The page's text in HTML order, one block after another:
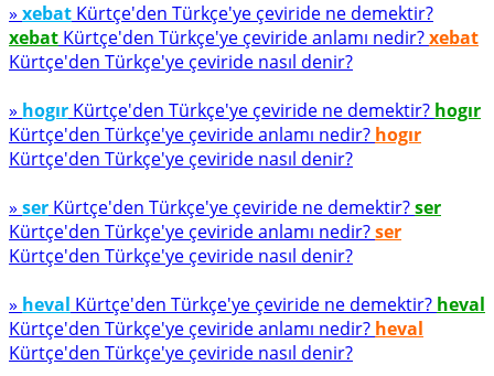
» xebat Kürtçe'den Türkçe'ye çeviride ne demektir?
xebat Kürtçe'den Türkçe'ye çeviride anlamı nedir?xebat
Kürtçe'den Türkçe'ye çeviride nasıl denir?
» hogır Kürtçe'den Türkçe'ye çeviride ne demektir? hogır
Kürtçe'den Türkçe'ye çeviride anlamı nedir? hogır
Kürtçe'den Türkçe'ye çeviride nasıl denir?
» ser Kürtçe'den Türkçe'ye çeviride ne demektir?ser
Kürtçe'den Türkçe'ye çeviride anlamı nedir?ser
Kürtçe'den Türkçe'ye çeviride nasıl denir?
» heval Kürtçe'den Türkçe'ye çeviride ne demektir? heval
Kürtçe'den Türkçe'ye çeviride anlamı nedir? heval
Kürtçe'den Türkçe'ye çeviride nasıl denir?